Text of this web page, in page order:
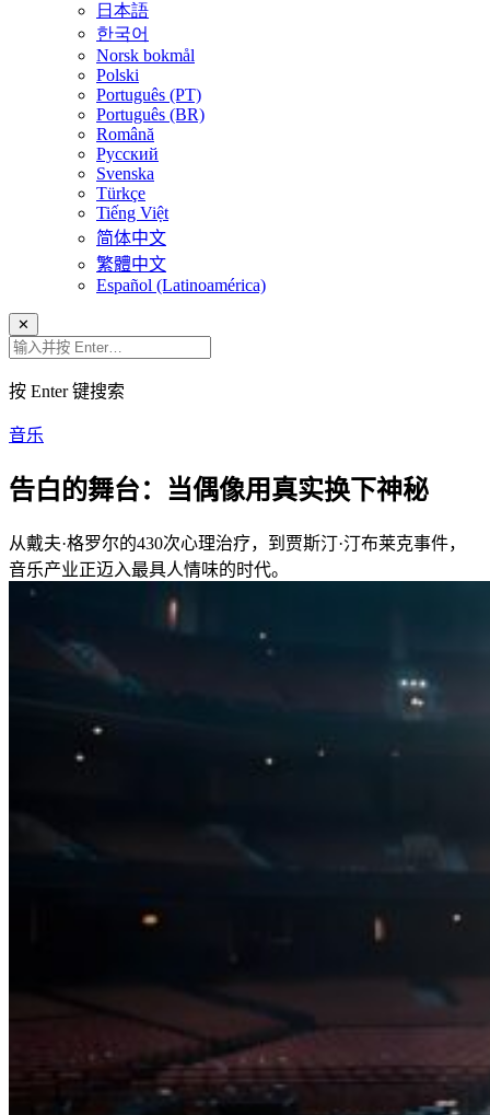
日本語
한국어
Norsk bokmål
Polski
Português (PT)
Português (BR)
Română
Русский
Svenska
Türkçe
Tiếng Việt
简体中文
繁體中文
Español (Latinoamérica)
✕
按 Enter 键搜索
音乐
告白的舞台：当偶像用真实换下神秘
从戴夫·格罗尔的430次心理治疗，到贾斯汀·汀布莱克事件，
音乐产业正迈入最具人情味的时代。